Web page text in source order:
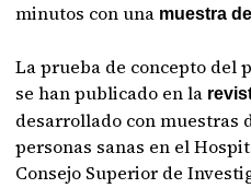
minutos con una muestra
La prueba de concepto del
se han publicado en la
desarrollado con muestras
personas sanas en el
Consejo Superior de